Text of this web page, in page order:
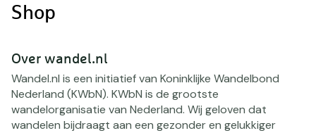
Shop
Over wandel.nl
Wandel.nl is een initiatief van Koninklijke Wandelbond
Nederland (KWbN). KWbN is de grootste
wandelorganisatie van Nederland. Wij geloven dat
wandelen bijdraagt aan een gezonder en gelukkiger